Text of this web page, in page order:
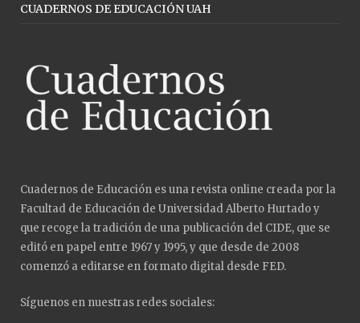
CUADERNOS DE EDUCACIÓN UAH
Cuadernos de Educación es una revista online creada por la
Facultad de Educación de Universidad Alberto Hurtado y
que recoge la tradición de una publicación del CIDE, que se
editó en papel entre 1967 y 1995, y que desde de 2008
comenzó a editarse en formato digital desde FED.
Síguenos en nuestras redes sociales: